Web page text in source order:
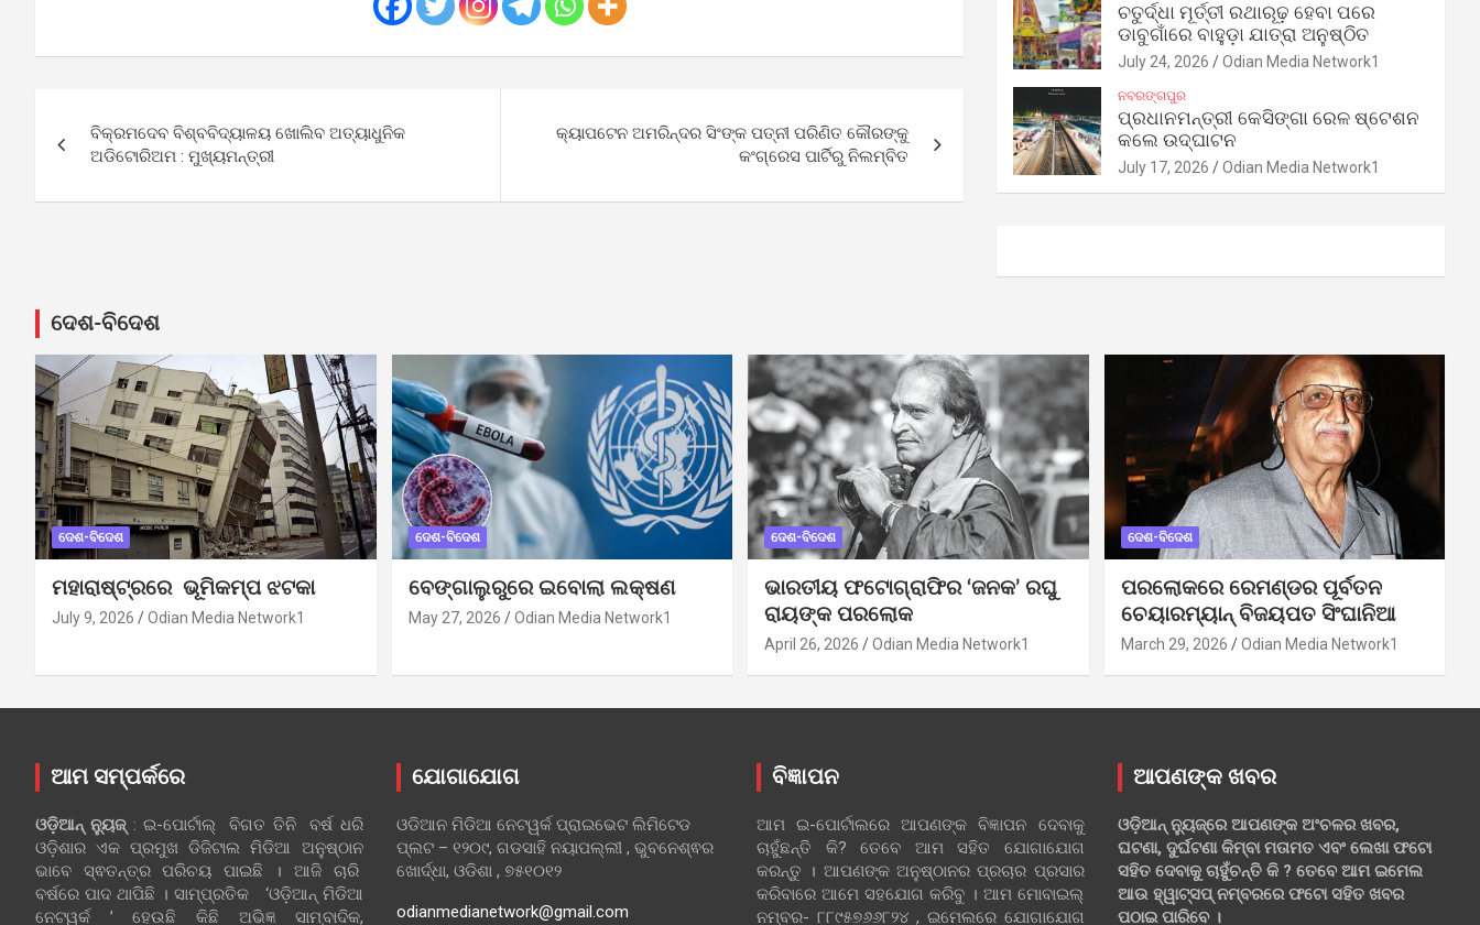
navigation
ବିକ୍ରମଦେବ ବିଶ୍ବବିଦ୍ୟାଳୟ ଖୋଲିବ ଅତ୍ୟାଧୁନିକ
ଅଡିଟୋରିଅମ : ମୁଖ୍ୟମନ୍ତ୍ରୀ
କ୍ୟାପଟେନ ଅମରିନ୍ଦର ସିଂଙ୍କ ପତ୍ନୀ ପରିଣିତ କୌରଙ୍କୁ
କଂଗ୍ରେସ ପାର୍ଟିରୁ ନିଲମ୍ବିତ
ଚତୁର୍ଦ୍ଧା ମୂର୍ତ୍ତୀ ରଥାରୂଢ଼ ହେବା ପରେ
ଡାବୁଗାଁରେ ବାହୁଡ଼ା ଯାତ୍ରା ଅନୁଷ୍ଠିତ
July 24, 2026 Odian Media Network1
ନବରଙ୍ଗପୁର
ପ୍ରଧାନମନ୍ତ୍ରୀ କେସିଙ୍ଗା ରେଳ ଷ୍ଟେଶନ
କଲେ ଉଦ୍‌ଘାଟନ
July 17, 2026 Odian Media Network1
ଦେଶ-ବିଦେଶ
ଦେଶ-ବିଦେଶ
ମହାରାଷ୍ଟ୍ରରେ ଭୂମିକମ୍ପ ଝଟକା
July 9, 2026 Odian Media Network1
ଦେଶ-ବିଦେଶ
ବେଙ୍ଗାଲୁରୁରେ ଇବୋଲା ଲକ୍ଷଣ
May 27, 2026 Odian Media Network1
ଦେଶ-ବିଦେଶ
ଭାରତୀୟ ଫଟୋଗ୍ରାଫିର ‘ଜନକ’ ରଘୁ
ରାୟଙ୍କ ପରଲୋକ
April 26, 2026 Odian Media Network1
ଦେଶ-ବିଦେଶ
ପରଲୋକରେ ରେମଣ୍ଡର ପୂର୍ବତନ
ଚେୟାରମ୍ୟାନ୍ ବିଜୟପତ ସିଂଘାନିଆ
March 29, 2026 Odian Media Network1
ଆମ ସମ୍ପର୍କରେ
ଓଡ଼ିଆନ୍‍ ନ୍ୟୁଜ୍‍: ଇ-ପୋର୍ଟାଲ୍ ବିଗତ ତିନି ବର୍ଷ ଧରି
ଓଡ଼ିଶାର ଏକ ପ୍ରମୁଖ ଡିଜିଟାଲ ମିଡିଆ ଅନୁଷ୍ଠାନ
ଭାବେ ସ୍ଵତନ୍ତ୍ର ପରିଚୟ ପାଇଛି । ଆଜି ଚାରି
ବର୍ଷରେ ପାଦ ଥାପିଛି । ସାମ୍ପ୍ରତିକ ‘ଓଡ଼ିଆନ୍‍ ମିଡିଆ
ନେଟୱର୍କ ’ ହେଉଛି କିଛି ଅଭିଜ୍ଞ ସାମ୍ବାଦିକ,
ଯୋଗାଯୋଗ
ଓଡିଆନ ମିଡିଆ ନେଟୱର୍କ ପ୍ରାଇଭେଟ ଲିମିଟେଡ
ପ୍ଲଟ – ୧୨୦୯, ଗଡସାହି ନୟାପଲ୍ଲୀ , ଭୁବନେଶ୍ଵର
ଖୋର୍ଦ୍ଧା, ଓଡିଶା , ୭୫୧୦୧୨
odianmedianetwork@gmail.com
ବିଜ୍ଞାପନ
ଆମ ଇ-ପୋର୍ଟାଲରେ ଆପଣଙ୍କ ବିଜ୍ଞାପନ ଦେବାକୁ
ଚାହୁଁଛନ୍ତି କି? ତେବେ ଆମ ସହିତ ଯୋଗାଯୋଗ
କରନ୍ତୁ । ଆପଣଙ୍କ ଅନୁଷ୍ଠାନର ପ୍ରଚାର ପ୍ରସାର
କରିବାରେ ଆମେ ସହଯୋଗ କରିବୁ । ଆମ ମୋବାଇଲ୍
ନମ୍ବର- ୮୮୯୫୭୬୬୮୨୪ , ଇମେଲରେ ଯୋଗାଯୋଗ
ଆପଣଙ୍କ ଖବର
ଓଡ଼ିଆନ୍ ନ୍ୟୁଜ୍‌ରେ ଆପଣଙ୍କ ଅଂଚଳର ଖବର,
ଘଟଣା, ଦୁର୍ଘଟଣା କିମ୍ବା ମତାମତ ଏବଂ ଲେଖା ଫଟୋ
ସହିତ ଦେବାକୁ ଚାହୁଁଚନ୍ତି କି ? ତେବେ ଆମ ଇମେଲ
ଆଉ ହ୍ୱାଟ୍‌ସପ୍ ନମ୍ବରରେ ଫଟୋ ସହିତ ଖବର
ପଠାଇ ପାରିବେ ।